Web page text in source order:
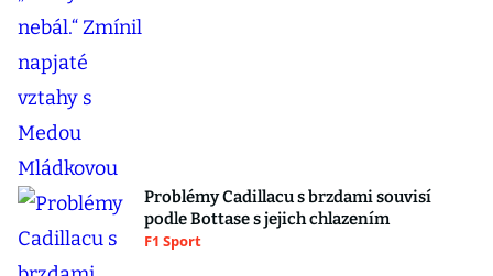
Problémy Cadillacu s brzdami souvisí
podle Bottase s jejich chlazením
F1 Sport